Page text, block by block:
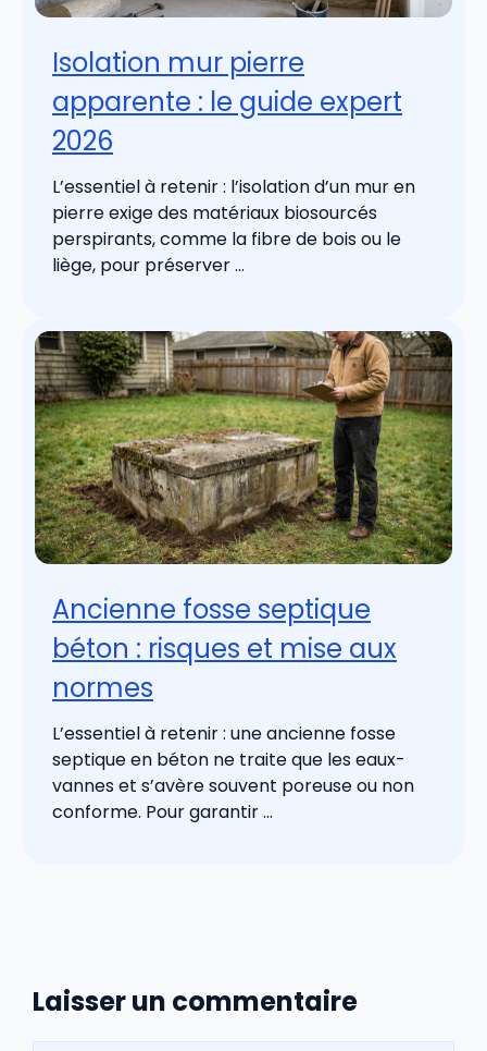
Isolation mur pierre
apparente : le guide expert
2026
L’essentiel à retenir : l’isolation d’un mur en
pierre exige des matériaux biosourcés
perspirants, comme la fibre de bois ou le
liège, pour préserver ...
Ancienne fosse septique
béton : risques et mise aux
normes
L’essentiel à retenir : une ancienne fosse
septique en béton ne traite que les eaux-
vannes et s’avère souvent poreuse ou non
conforme. Pour garantir ...
Laisser un commentaire